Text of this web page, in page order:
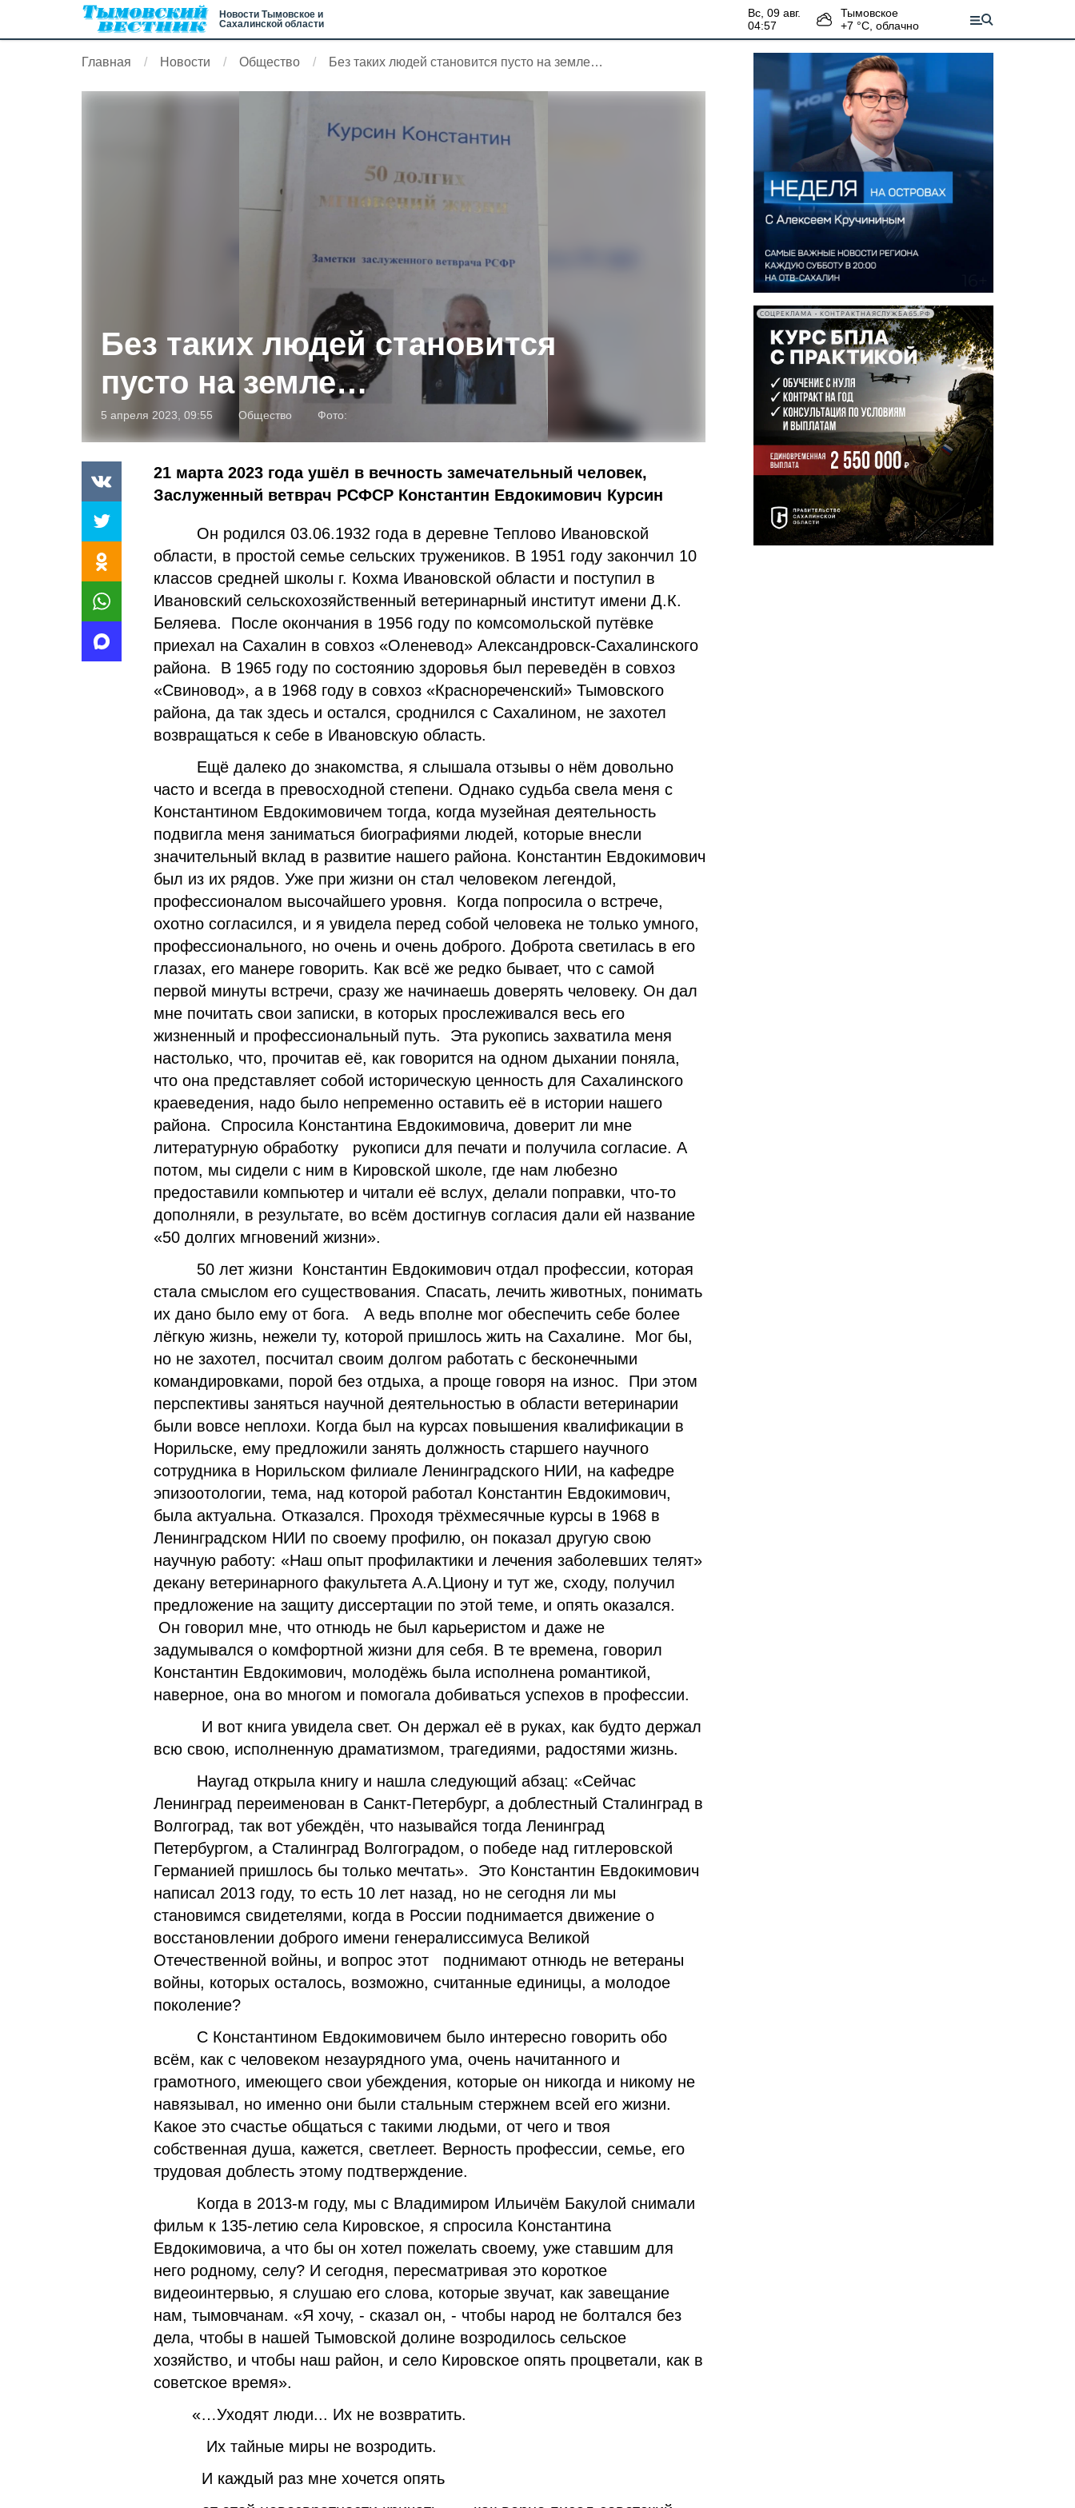
Новости Тымовское и
Сахалинской области
вс, 09 авг.
04:57
Тымовское
+7 °С, облачно
Главная Новости Общество Без таких людей становится пусто на земле…
Без таких людей становится
пусто на земле…
5 апреля 2023, 09:55 Общество Фото:
21 марта 2023 года ушёл в вечность замечательный человек,
Заслуженный ветврач РСФСР Константин Евдокимович Курсин
Он родился 03.06.1932 года в деревне Теплово Ивановской
области, в простой семье сельских тружеников. В 1951 году закончил 10
классов средней школы г. Кохма Ивановской области и поступил в
Ивановский сельскохозяйственный ветеринарный институт имени Д.К.
Беляева. После окончания в 1956 году по комсомольской путёвке
приехал на Сахалин в совхоз «Оленевод» Александровск-Сахалинского
района. В 1965 году по состоянию здоровья был переведён в совхоз
«Свиновод», а в 1968 году в совхоз «Краснореченский» Тымовского
района, да так здесь и остался, сроднился с Сахалином, не захотел
возвращаться к себе в Ивановскую область.
Ещё далеко до знакомства, я слышала отзывы о нём довольно
часто и всегда в превосходной степени. Однако судьба свела меня с
Константином Евдокимовичем тогда, когда музейная деятельность
подвигла меня заниматься биографиями людей, которые внесли
значительный вклад в развитие нашего района. Константин Евдокимович
был из их рядов. Уже при жизни он стал человеком легендой,
профессионалом высочайшего уровня. Когда попросила о встрече,
охотно согласился, и я увидела перед собой человека не только умного,
профессионального, но очень и очень доброго. Доброта светилась в его
глазах, его манере говорить. Как всё же редко бывает, что с самой
первой минуты встречи, сразу же начинаешь доверять человеку. Он дал
мне почитать свои записки, в которых прослеживался весь его
жизненный и профессиональный путь. Эта рукопись захватила меня
настолько, что, прочитав её, как говорится на одном дыхании поняла,
что она представляет собой историческую ценность для Сахалинского
краеведения, надо было непременно оставить её в истории нашего
района. Спросила Константина Евдокимовича, доверит ли мне
литературную обработку рукописи для печати и получила согласие. А
потом, мы сидели с ним в Кировской школе, где нам любезно
предоставили компьютер и читали её вслух, делали поправки, что-то
дополняли, в результате, во всём достигнув согласия дали ей название
«50 долгих мгновений жизни».
50 лет жизни Константин Евдокимович отдал профессии, которая
стала смыслом его существования. Спасать, лечить животных, понимать
их дано было ему от бога. А ведь вполне мог обеспечить себе более
лёгкую жизнь, нежели ту, которой пришлось жить на Сахалине. Мог бы,
но не захотел, посчитал своим долгом работать с бесконечными
командировками, порой без отдыха, а проще говоря на износ. При этом
перспективы заняться научной деятельностью в области ветеринарии
были вовсе неплохи. Когда был на курсах повышения квалификации в
Норильске, ему предложили занять должность старшего научного
сотрудника в Норильском филиале Ленинградского НИИ, на кафедре
эпизоотологии, тема, над которой работал Константин Евдокимович,
была актуальна. Отказался. Проходя трёхмесячные курсы в 1968 в
Ленинградском НИИ по своему профилю, он показал другую свою
научную работу: «Наш опыт профилактики и лечения заболевших телят»
декану ветеринарного факультета А.А.Циону и тут же, сходу, получил
предложение на защиту диссертации по этой теме, и опять оказался.
Он говорил мне, что отнюдь не был карьеристом и даже не
задумывался о комфортной жизни для себя. В те времена, говорил
Константин Евдокимович, молодёжь была исполнена романтикой,
наверное, она во многом и помогала добиваться успехов в профессии.
И вот книга увидела свет. Он держал её в руках, как будто держал
всю свою, исполненную драматизмом, трагедиями, радостями жизнь.
Наугад открыла книгу и нашла следующий абзац: «Сейчас
Ленинград переименован в Санкт-Петербург, а доблестный Сталинград в
Волгоград, так вот убеждён, что называйся тогда Ленинград
Петербургом, а Сталинград Волгоградом, о победе над гитлеровской
Германией пришлось бы только мечтать». Это Константин Евдокимович
написал 2013 году, то есть 10 лет назад, но не сегодня ли мы
становимся свидетелями, когда в России поднимается движение о
восстановлении доброго имени генералиссимуса Великой
Отечественной войны, и вопрос этот поднимают отнюдь не ветераны
войны, которых осталось, возможно, считанные единицы, а молодое
поколение?
С Константином Евдокимовичем было интересно говорить обо
всём, как с человеком незаурядного ума, очень начитанного и
грамотного, имеющего свои убеждения, которые он никогда и никому не
навязывал, но именно они были стальным стержнем всей его жизни.
Какое это счастье общаться с такими людьми, от чего и твоя
собственная душа, кажется, светлеет. Верность профессии, семье, его
трудовая доблесть этому подтверждение.
Когда в 2013-м году, мы с Владимиром Ильичём Бакулой снимали
фильм к 135-летию села Кировское, я спросила Константина
Евдокимовича, а что бы он хотел пожелать своему, уже ставшим для
него родному, селу? И сегодня, пересматривая это короткое
видеоинтервью, я слушаю его слова, которые звучат, как завещание
нам, тымовчанам. «Я хочу, - сказал он, - чтобы народ не болтался без
дела, чтобы в нашей Тымовской долине возродилось сельское
хозяйство, и чтобы наш район, и село Кировское опять процветали, как в
советское время».
«…Уходят люди... Их не возвратить.
Их тайные миры не возродить.
И каждый раз мне хочется опять
СОЦРЕКЛАМА • КОНТРАКТНАЯСЛУЖБА65.РФ